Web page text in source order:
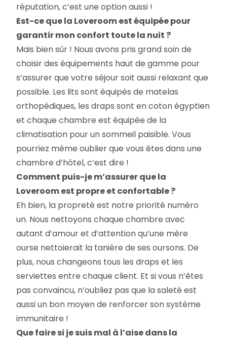
réputation, c’est une option aussi !
Est-ce que la Loveroom est équipée pour
garantir mon confort toute la nuit ?
Mais bien sûr ! Nous avons pris grand soin de
choisir des équipements haut de gamme pour
s’assurer que votre séjour soit aussi relaxant que
possible. Les lits sont équipés de matelas
orthopédiques, les draps sont en coton égyptien
et chaque chambre est équipée de la
climatisation pour un sommeil paisible. Vous
pourriez même oublier que vous êtes dans une
chambre d’hôtel, c’est dire !
Comment puis-je m’assurer que la
Loveroom est propre et confortable ?
Eh bien, la propreté est notre priorité numéro
un. Nous nettoyons chaque chambre avec
autant d’amour et d’attention qu’une mère
ourse nettoierait la tanière de ses oursons. De
plus, nous changeons tous les draps et les
serviettes entre chaque client. Et si vous n’êtes
pas convaincu, n’oubliez pas que la saleté est
aussi un bon moyen de renforcer son système
immunitaire !
Que faire si je suis mal à l’aise dans la